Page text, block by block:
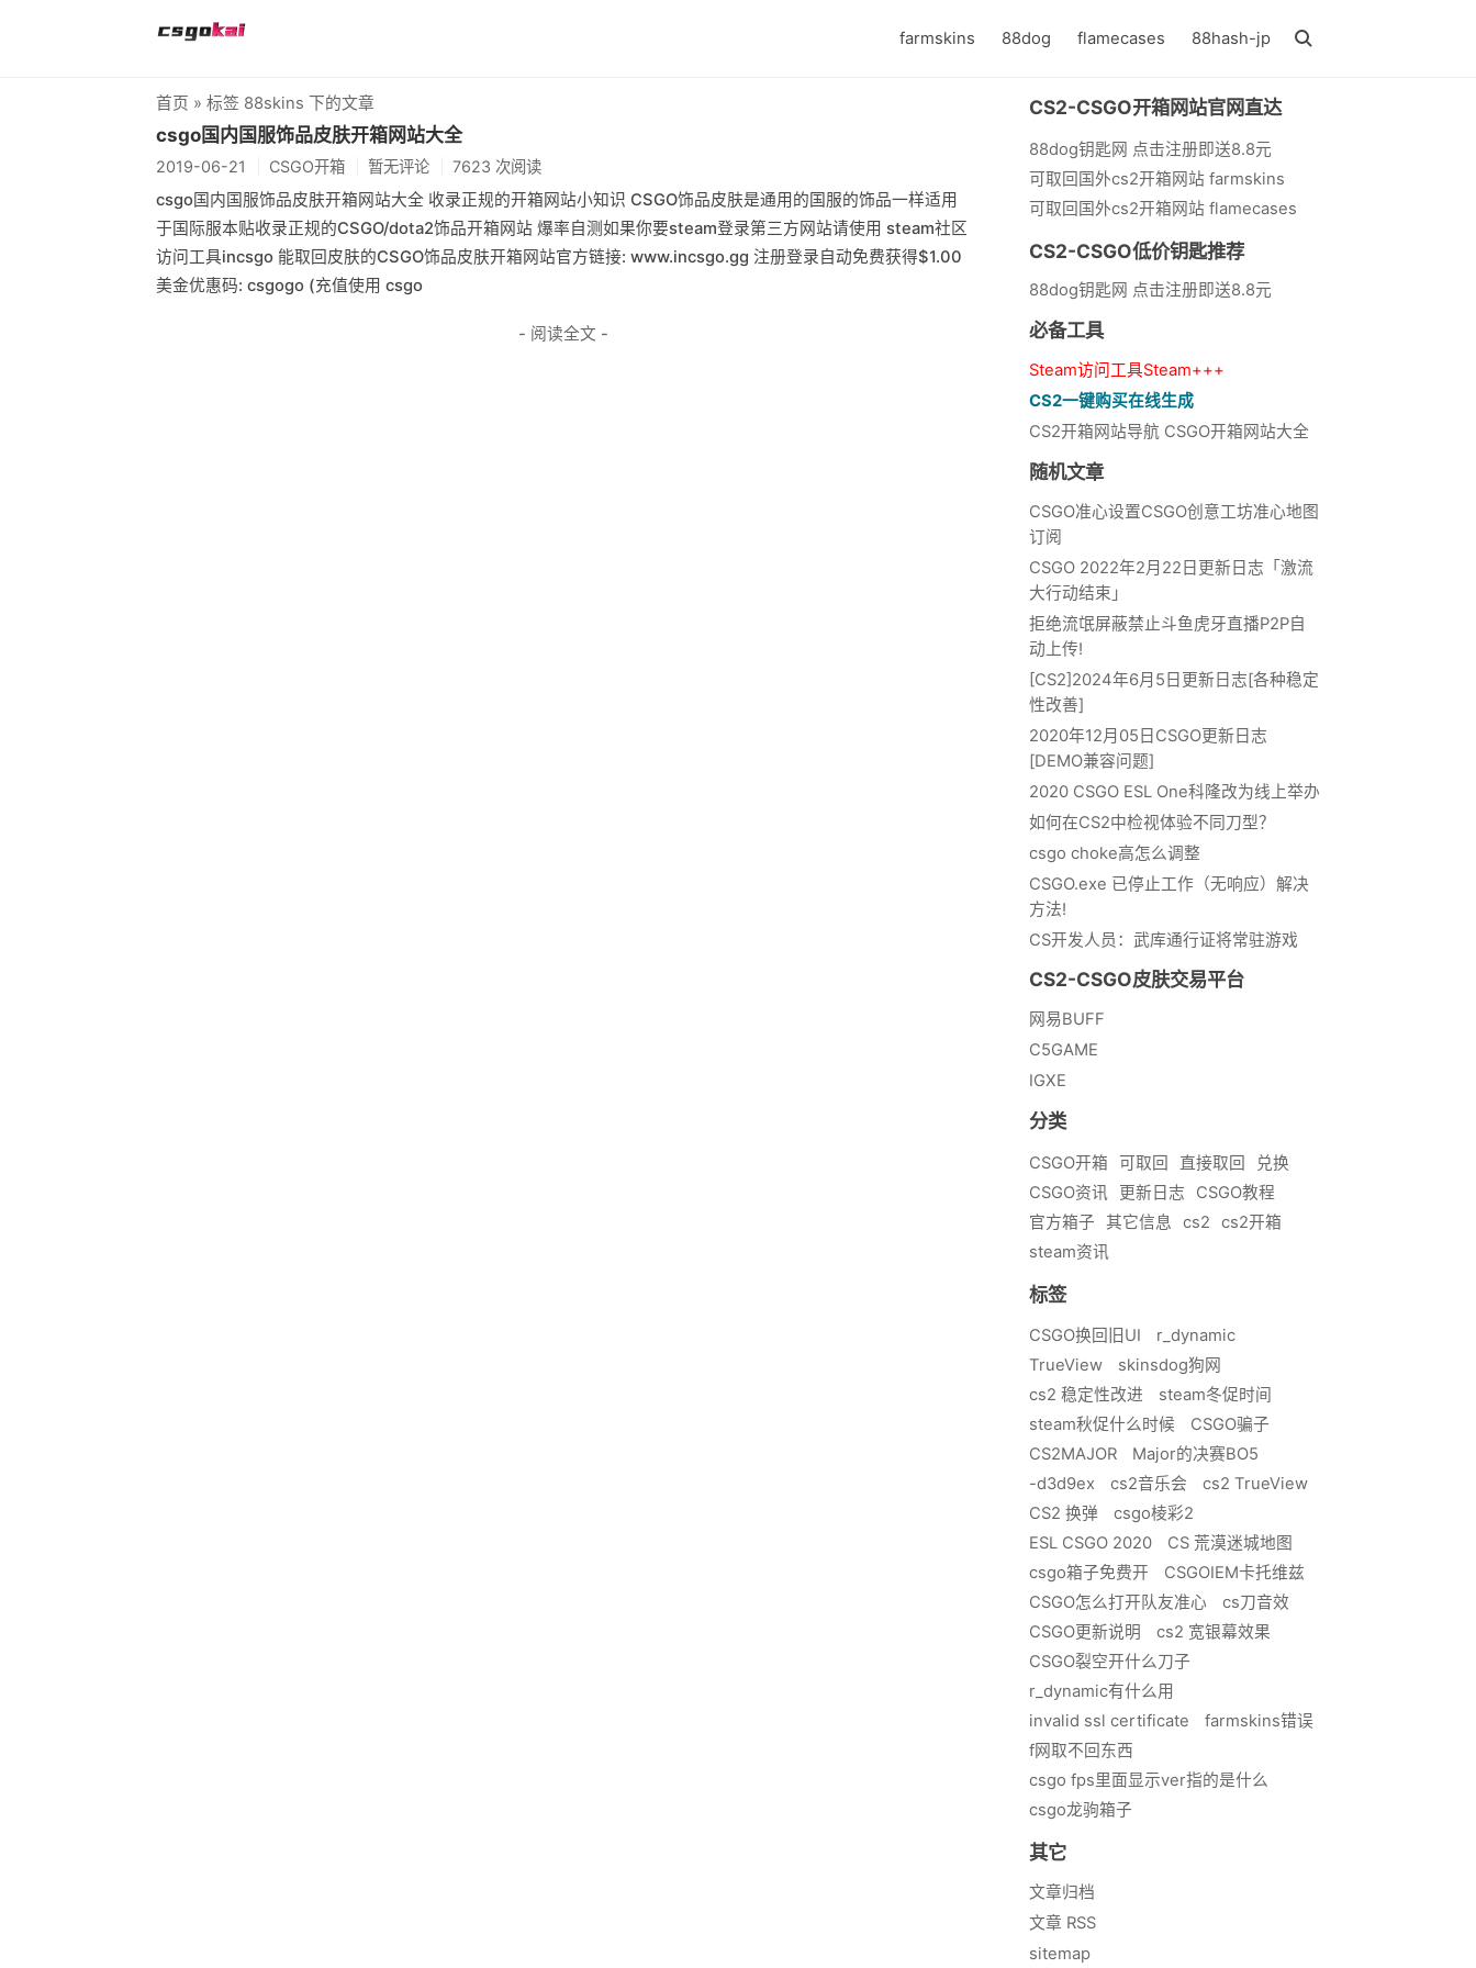
farmskins 88dog flamecases 88hash-jp
首页 » 标签 88skins 下的文章
csgo国内国服饰品皮肤开箱网站大全
2019-06-21 CSGO开箱 暂无评论 7623 次阅读
csgo国内国服饰品皮肤开箱网站大全 收录正规的开箱网站小知识 CSGO饰品皮肤是通用的国服的饰品一样适用
于国际服本贴收录正规的CSGO/dota2饰品开箱网站 爆率自测如果你要steam登录第三方网站请使用 steam社区
访问工具incsgo 能取回皮肤的CSGO饰品皮肤开箱网站官方链接: www.incsgo.gg 注册登录自动免费获得$1.00
美金优惠码: csgogo (充值使用 csgo
- 阅读全文 -
CS2-CSGO开箱网站官网直达
88dog钥匙网 点击注册即送8.8元
可取回国外cs2开箱网站 farmskins
可取回国外cs2开箱网站 flamecases
CS2-CSGO低价钥匙推荐
88dog钥匙网 点击注册即送8.8元
必备工具
Steam访问工具Steam+++
CS2一键购买在线生成
CS2开箱网站导航 CSGO开箱网站大全
随机文章
CSGO准心设置CSGO创意工坊准心地图
订阅
CSGO 2022年2月22日更新日志「激流
大行动结束」
拒绝流氓屏蔽禁止斗鱼虎牙直播P2P自
动上传!
[CS2]2024年6月5日更新日志[各种稳定
性改善]
2020年12月05日CSGO更新日志
[DEMO兼容问题]
2020 CSGO ESL One科隆改为线上举办
如何在CS2中检视体验不同刀型？
csgo choke高怎么调整
CSGO.exe 已停止工作（无响应）解决
方法!
CS开发人员：武库通行证将常驻游戏
CS2-CSGO皮肤交易平台
网易BUFF
C5GAME
IGXE
分类
CSGO开箱 可取回 直接取回
兑换
CSGO资讯
更新日志
CSGO教程
官方箱子
其它信息 cs2
cs2开箱
steam资讯
标签
CSGO换回旧UI
r_dynamic
TrueView
skinsdog狗网
cs2 稳定性改进
steam冬促时间
steam秋促什么时候
CSGO骗子
CS2MAJOR
Major的决赛BO5
-d3d9ex
cs2音乐会
cs2 TrueView
CS2 换弹
csgo棱彩2
ESL CSGO 2020
CS 荒漠迷城地图
csgo箱子免费开
CSGOIEM卡托维兹
CSGO怎么打开队友准心
cs刀音效
CSGO更新说明
cs2 宽银幕效果
CSGO裂空开什么刀子
r_dynamic有什么用
invalid ssl certificate
farmskins错误
f网取不回东西
csgo fps里面显示ver指的是什么
csgo龙驹箱子
其它
文章归档
文章 RSS
sitemap